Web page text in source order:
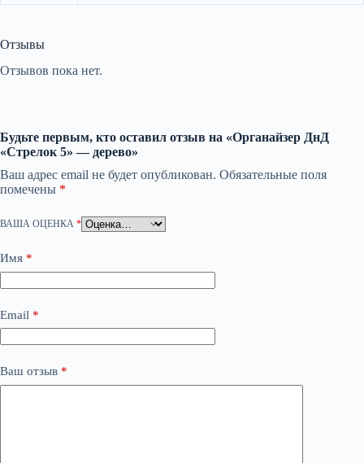
Отзывы
Отзывов пока нет.
Будьте первым, кто оставил отзыв на «Органайзер ДнД
«Стрелок 5» — дерево»
Ваш адрес email не будет опубликован. Обязательные поля
помечены *
ВАША ОЦЕНКА *
Имя *
Email *
Ваш отзыв *